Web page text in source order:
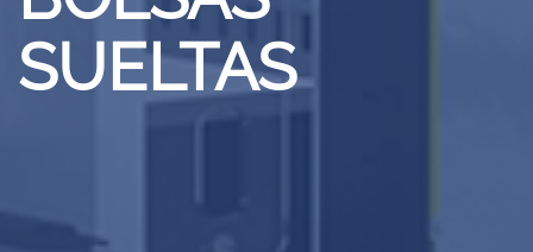
SUELTAS